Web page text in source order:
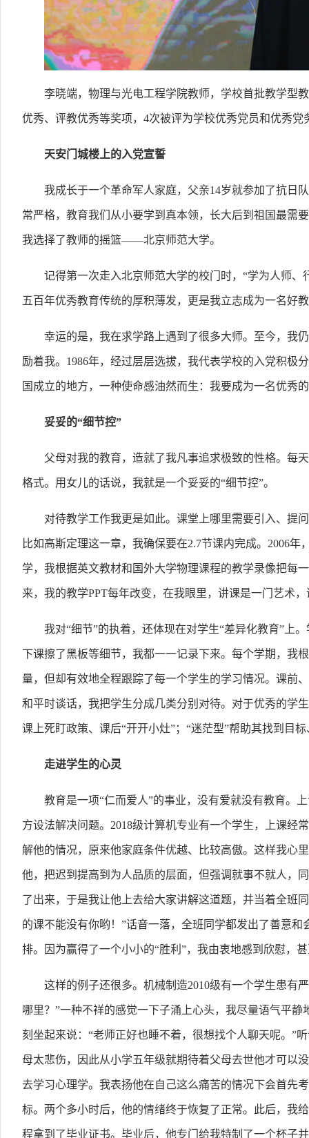
李晓端，物理与光电工程学院教师，学校首批教学型
优秀、评教优秀等奖项，4次被评为学校优秀党员和优秀党
天安门城楼上的入党宣誓
我成长于一个革命军人家庭，父亲14岁就参加了抗日
常严格，教育我们从小要学到真本领，长大后到祖国最需
我选择了教师的摇篮——北京师范大学。
记得第一次走入北京师范大学的校门时，“学为人师
五百年优秀教育传统的厚积薄发，更是我立志成为一名好
幸运的是，我在求学路上遇到了很多大师。至今，我
励着我。1986年，经过层层选拔，我代表学校的入党积极
国成立的地方，一种使命感油然而生：我要成为一名优秀
妥妥的“细节控”
父母对我的教育，造就了我凡事追求极致的性格。每
格式。用女儿的话说，我就是一个妥妥的“细节控”。
对待教学工作我更是如此。课堂上哪里需要引入、提
比如高斯定理这一章，我确保要在2.7节课内完成。2006
学，我根据英文教材和国外大学物理课程的教学录像把每
来，我的教学PPT每年改变，在我眼里，讲课是一门艺术
我对“细节”的执着，还体现在对学生“差异化教育”上
下课擦了黑板等细节，我都一一记录下来。每个学期，
量，但却有效地全程跟踪了每一个学生的学习情况。课前
和平时谈话，我把学生分成几类分别对待。对于优秀的学
课上死盯政策、课后“开开小灶”；“迷茫型”帮助其找到目
走进学生的心灵
教育是一项“仁而爱人”的事业，没有爱就没有教育。
方设法解决问题。2018级计算机专业有一个学生，上课经
解他的情况，原来他家庭条件优越、比较高傲。这样我心
他，把迟到提高到为人品质的层面，但强调就事不就人，
了出来，于是我让他上去给大家讲解这道题，并当着全班
的课不能没有你哟！”话音一落，全班同学都发出了善意
排。因为赢得了一个小小的“胜利”，我由衷地感到欣慰，
这样的例子还很多。机械制造2010级有一个学生患有
哪里？”一种不祥的感觉一下子涌上心头，我尽量语气平
刻坐起来说：“老师正好也睡不着，很想找个人聊天呢。”
母太悲伤，因此从小学五年级就期待着父母去世他才可以
去学习心理学。我表扬他在自己这么痛苦的情况下会首先
标。两个多小时后，他的情绪终于恢复了正常。此后，我
程拿到了毕业证书。毕业后，他专门给我特制了一个杯子